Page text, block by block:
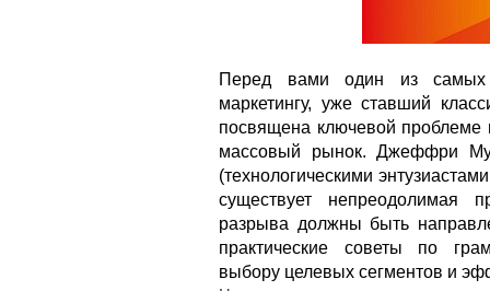
Перед вами один из самых
маркетингу, уже ставший
посвящена ключевой проблеме
массовый рынок. Джеффри
(технологическими
существует непреодолимая
разрыва должны быть
практические советы по
выбору целевых сегментов и